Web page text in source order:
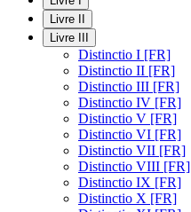
Livre II
Livre III
Distinctio I [FR]
Distinctio II [FR]
Distinctio III [FR]
Distinctio IV [FR]
Distinctio V [FR]
Distinctio VI [FR]
Distinctio VII [FR]
Distinctio VIII [FR]
Distinctio IX [FR]
Distinctio X [FR]